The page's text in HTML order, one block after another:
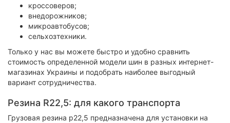
кроссоверов;
внедорожников;
микроавтобусов;
сельхозтехники.
Только у нас вы можете быстро и удобно сравнить
стоимость определенной модели шин в разных интернет-
магазинах Украины и подобрать наиболее выгодный
вариант сотрудничества.
Резина R22,5: для какого транспорта
Грузовая резина р22,5 предназначена для установки на